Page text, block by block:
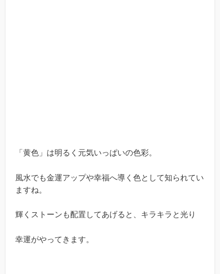
「黄色」は明るく元気いっぱいの色彩。
風水でも金運アップや幸福へ導く色として知られてい
ますね。
輝くストーンも配置してあげると、キラキラと光り
幸運がやってきます。